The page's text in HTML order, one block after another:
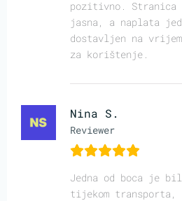
pozitivno.
jasna, a naplata
dostavljen na
za korištenje.
Nina S.
Reviewer
Jedna od boca je
tijekom